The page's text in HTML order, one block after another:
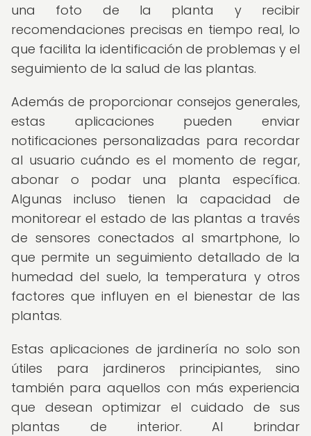
una foto de la planta y recibir
recomendaciones precisas en tiempo real, lo
que facilita la identificación de problemas y el
seguimiento de la salud de las plantas.
Además de proporcionar consejos generales,
estas aplicaciones pueden enviar
notificaciones personalizadas para recordar
al usuario cuándo es el momento de regar,
abonar o podar una planta específica.
Algunas incluso tienen la capacidad de
monitorear el estado de las plantas a través
de sensores conectados al smartphone, lo
que permite un seguimiento detallado de la
humedad del suelo, la temperatura y otros
factores que influyen en el bienestar de las
plantas.
Estas aplicaciones de jardinería no solo son
útiles para jardineros principiantes, sino
también para aquellos con más experiencia
que desean optimizar el cuidado de sus
plantas de interior. Al brindar